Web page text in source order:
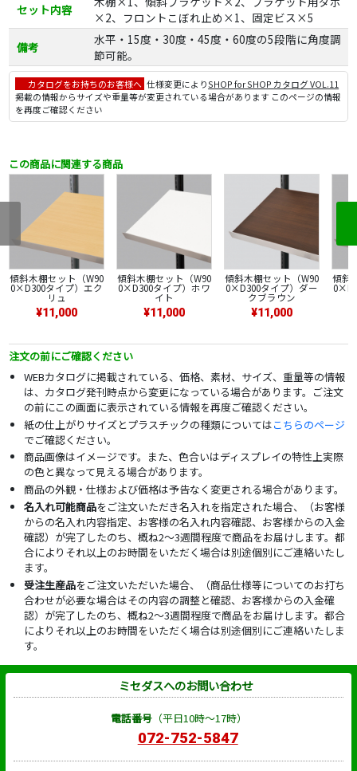
セット内容
×2、フロントこぼれ止め×1、固定ビス×5
備考
水平・15度・30度・45度・60度の5段階に角度調
節可能。
カタログをお持ちのお客様へ 仕様変更によりSHOP for SHOP カタログ VOL.11
掲載の情報からサイズや重量等が変更されている場合があります このページの情報
を再度ご確認ください
この商品に関連する商品
傾斜木棚セット（W90
0×D300タイプ）エク
リュ
¥11,000
傾斜木棚セット（W90
0×D300タイプ）ホワ
イト
¥11,000
傾斜木棚セット（W90
0×D300タイプ）ダー
クブラウン
¥11,000
傾斜
注文の前にご確認ください
WEBカタログに掲載されている、価格、素材、サイズ、重量等の情報
は、カタログ発刊時点から変更になっている場合があります。ご注文
の前にこの画面に表示されている情報を再度ご確認ください。
紙の仕上がりサイズとプラスチックの種類についてはこちらのページ
でご確認ください。
商品画像はイメージです。また、色合いはディスプレイの特性上実際
の色と異なって見える場合があります。
商品の外観・仕様および価格は予告なく変更される場合があります。
名入れ可能商品をご注文いただき名入れを指定された場合、（お客様
からの名入れ内容指定、お客様の名入れ内容確認、お客様からの入金
確認）が完了したのち、概ね2～3週間程度で商品をお届けします。都
合によりそれ以上のお時間をいただく場合は別途個別にご連絡いたし
ます。
受注生産品をご注文いただいた場合、（商品仕様等についてのお打ち
合わせが必要な場合はその内容の調整と確認、お客様からの入金確
認）が完了したのち、概ね2～3週間程度で商品をお届けします。都合
によりそれ以上のお時間をいただく場合は別途個別にご連絡いたしま
す。
ミセダスへのお問い合わせ
電話番号（平日10時～17時）
072-752-5847